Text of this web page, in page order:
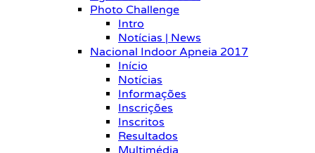
Photo Challenge
Intro
Notícias | News
Nacional Indoor Apneia 2017
Início
Notícias
Informações
Inscrições
Inscritos
Resultados
Multimédia